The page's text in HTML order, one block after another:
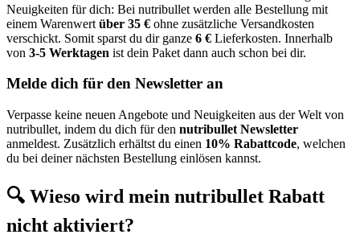
Neuigkeiten für dich: Bei nutribullet werden alle Bestellung mit
einem Warenwert über 35 € ohne zusätzliche Versandkosten
verschickt. Somit sparst du dir ganze 6 € Lieferkosten. Innerhalb
von 3-5 Werktagen ist dein Paket dann auch schon bei dir.
Melde dich für den Newsletter an
Verpasse keine neuen Angebote und Neuigkeiten aus der Welt von
nutribullet, indem du dich für den nutribullet Newsletter
anmeldest. Zusätzlich erhältst du einen 10% Rabattcode, welchen
du bei deiner nächsten Bestellung einlösen kannst.
🔍 Wieso wird mein nutribullet Rabatt
nicht aktiviert?